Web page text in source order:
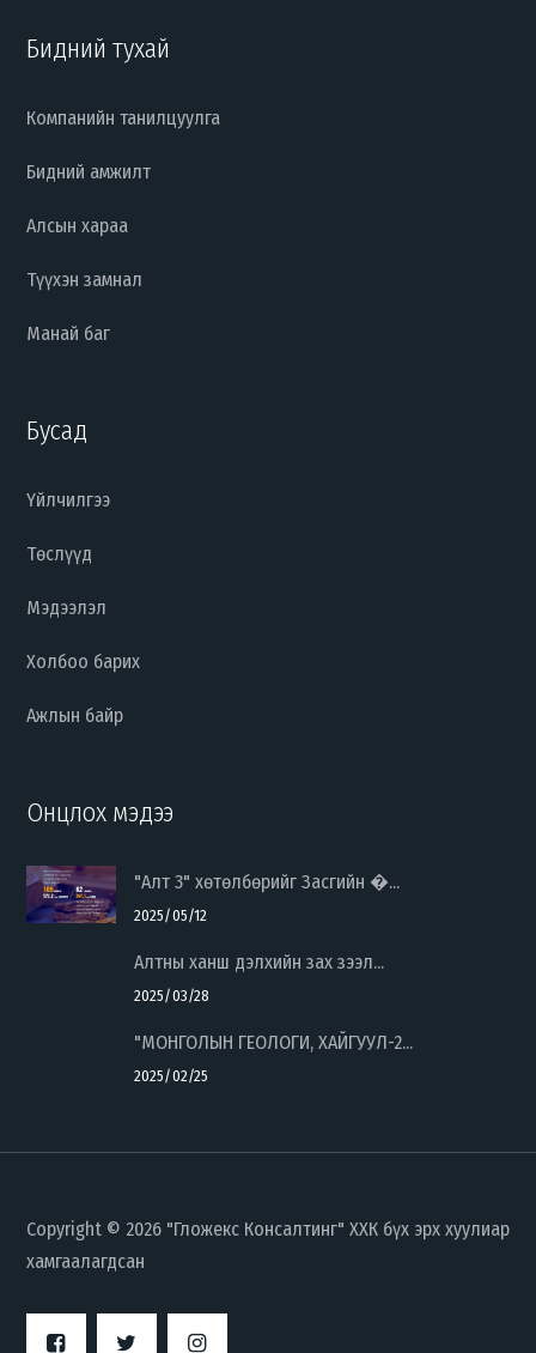
Бидний тухай
Компанийн танилцуулга
Бидний амжилт
Алсын хараа
Түүхэн замнал
Манай баг
Бусад
Үйлчилгээ
Төслүүд
Мэдээлэл
Холбоо барих
Ажлын байр
Онцлох мэдээ
"Алт 3" хөтөлбөрийг Засгийн �...
2025/05/12
Алтны ханш дэлхийн зах зээл...
2025/03/28
"МОНГОЛЫН ГЕОЛОГИ, ХАЙГУУЛ-2...
2025/02/25
Copyright © 2026 "Гложекс Консалтинг" ХХК бүх эрх хуулиар
хамгаалагдсан